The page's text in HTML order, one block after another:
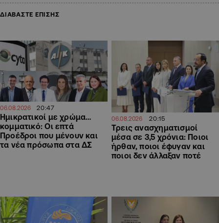
ΔΙΑΒΑΣΤΕ ΕΠΙΣΗΣ
06.08.2026 20:47
Ημικρατικοί με χρώμα…
κομματικό: Οι επτά
Προέδροι που μένουν και
τα νέα πρόσωπα στα ΔΣ
06.08.2026 20:15
Τρεις ανασχηματισμοί
μέσα σε 3,5 χρόνια: Ποιοι
ήρθαν, ποιοι έφυγαν και
ποιοι δεν άλλαξαν ποτέ